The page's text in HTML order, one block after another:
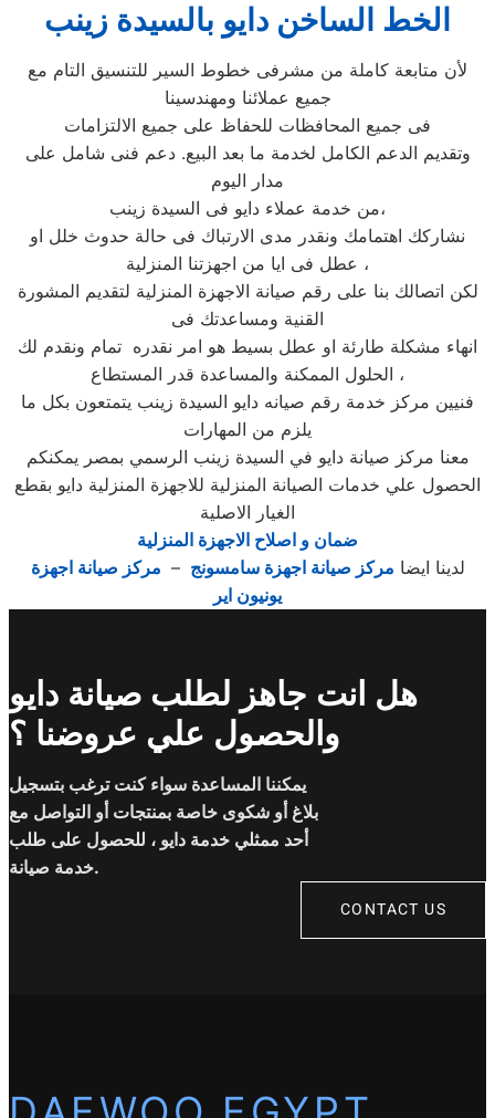
الخط الساخن دايو بالسيدة زينب
لأن متابعة كاملة من مشرفى خطوط السير للتنسيق التام مع
جميع عملائنا ومهندسينا
فى جميع المحافظات للحفاظ على جميع الالتزامات
وتقديم الدعم الكامل لخدمة ما بعد البيع. دعم فنى شامل على
مدار اليوم
من خدمة عملاء دايو فى السيدة زينب،
نشاركك اهتمامك ونقدر مدى الارتباك فى حالة حدوث خلل او
عطل فى ايا من اجهزتنا المنزلية ،
لكن اتصالك بنا على رقم صيانة الاجهزة المنزلية لتقديم المشورة
القنية ومساعدتك فى
انهاء مشكلة طارئة او عطل بسيط هو امر نقدره تمام ونقدم لك
الحلول الممكنة والمساعدة قدر المستطاع ،
فنيين مركز خدمة رقم صيانه دايو السيدة زينب يتمتعون بكل ما
يلزم من المهارات
معنا مركز صيانة دايو في السيدة زينب الرسمي بمصر يمكنكم
الحصول علي خدمات الصيانة المنزلية للاجهزة المنزلية دايو بقطع
الغيار الاصلية
ضمان و اصلاح الاجهزة المنزلية
لدينا ايضا مركز صيانة اجهزة سامسونج – مركز صيانة اجهزة
يونيون اير
هل انت جاهز لطلب صيانة دايو
والحصول علي عروضنا ؟
يمكننا المساعدة سواء كنت ترغب بتسجيل
بلاغ أو شكوى خاصة بمنتجات أو التواصل مع
أحد ممثلي خدمة دايو ، للحصول على طلب
خدمة صيانة.
CONTACT US